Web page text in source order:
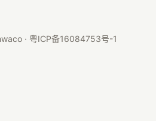
· 粤ICP备16084753号-1